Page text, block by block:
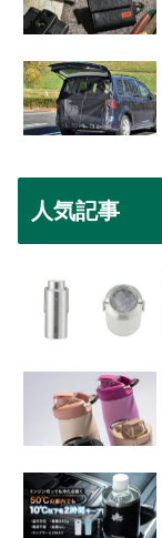
人気記事